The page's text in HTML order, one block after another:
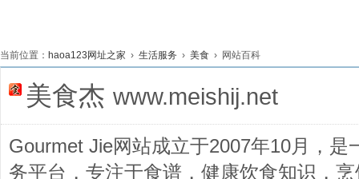
当前位置： haoa123网址之家 › 生活服务 › 美食 › 网站百科
美食杰 www.meishij.net
Gourmet Jie网站成立于2007年10月，
务平台，专注于食谱，健康饮食知识，